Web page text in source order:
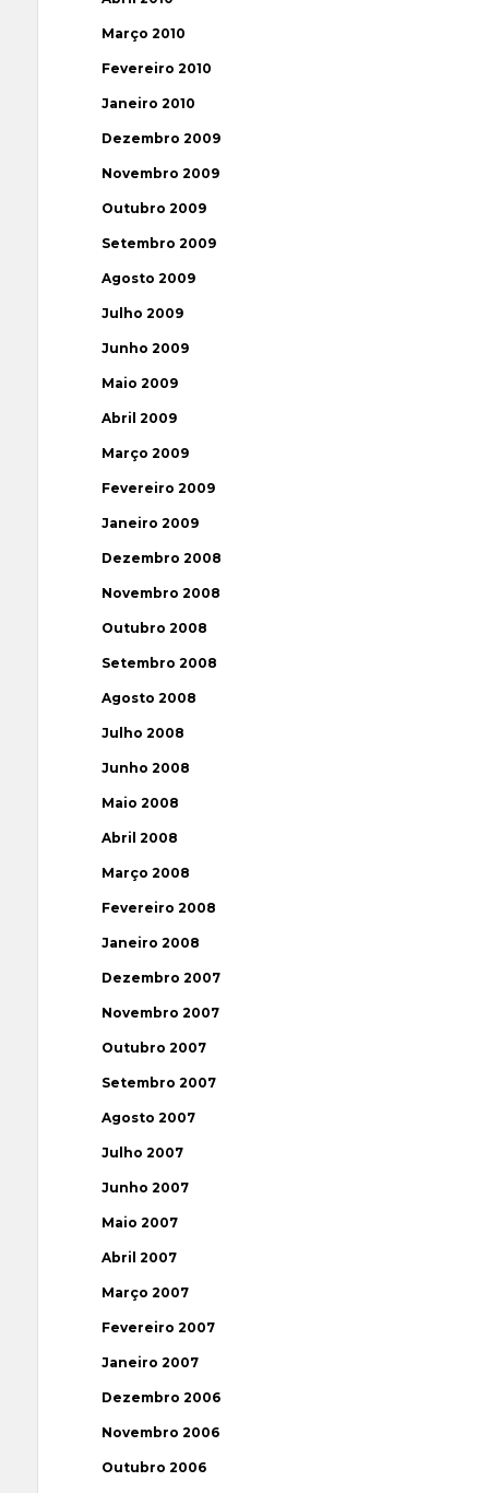
Março 2010
Fevereiro 2010
Janeiro 2010
Dezembro 2009
Novembro 2009
Outubro 2009
Setembro 2009
Agosto 2009
Julho 2009
Junho 2009
Maio 2009
Abril 2009
Março 2009
Fevereiro 2009
Janeiro 2009
Dezembro 2008
Novembro 2008
Outubro 2008
Setembro 2008
Agosto 2008
Julho 2008
Junho 2008
Maio 2008
Abril 2008
Março 2008
Fevereiro 2008
Janeiro 2008
Dezembro 2007
Novembro 2007
Outubro 2007
Setembro 2007
Agosto 2007
Julho 2007
Junho 2007
Maio 2007
Abril 2007
Março 2007
Fevereiro 2007
Janeiro 2007
Dezembro 2006
Novembro 2006
Outubro 2006